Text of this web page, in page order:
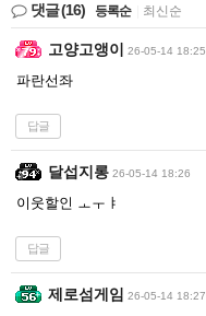
댓글(16) 등록순 최신순
고양고앵이 26-05-14 18:25
파란선좌
답글
달섭지롱 26-05-14 18:26
이웃할인 ㅗㅜㅑ
답글
제로섬게임 26-05-14 18:27